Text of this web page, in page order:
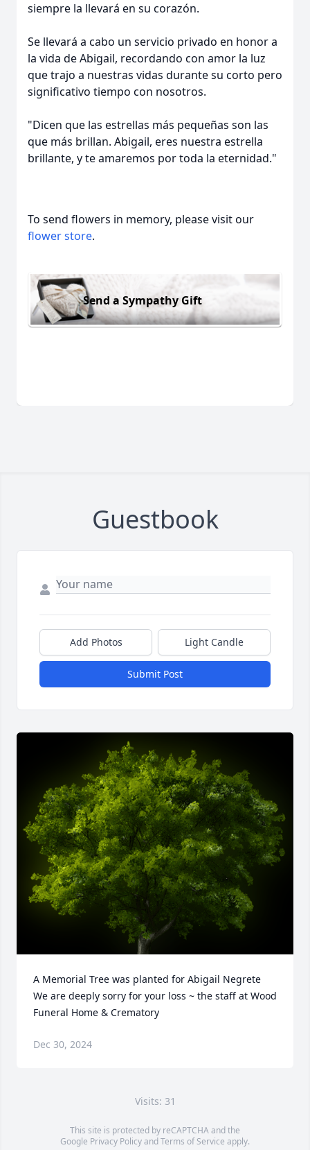
siempre la llevará en su corazón.
Se llevará a cabo un servicio privado en honor a
la vida de Abigail, recordando con amor la luz
que trajo a nuestras vidas durante su corto pero
significativo tiempo con nosotros.
"Dicen que las estrellas más pequeñas son las
que más brillan. Abigail, eres nuestra estrella
brillante, y te amaremos por toda la eternidad."
To send flowers in memory, please visit our
flower store.
Send a Sympathy Gift
Guestbook
Add Photos Light Candle
Submit Post
A Memorial Tree was planted for Abigail Negrete
We are deeply sorry for your loss ~ the staff at Wood
Funeral Home & Crematory
Dec 30, 2024
Visits: 31
This site is protected by reCAPTCHA and the
Google Privacy PolicyandTerms of Service apply.